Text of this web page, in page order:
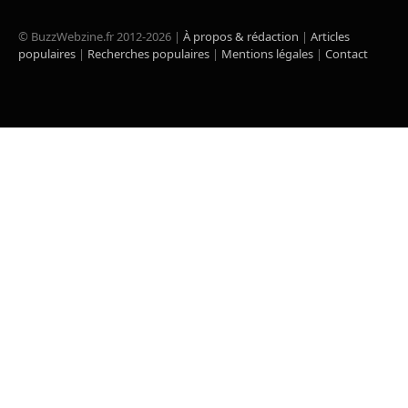
© BuzzWebzine.fr 2012-2026 | À propos & rédaction | Articles
populaires | Recherches populaires | Mentions légales | Contact